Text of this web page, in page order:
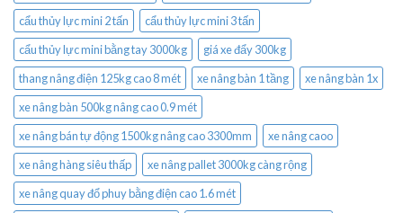
cẩu thủy lực mini 2 tấn
cẩu thủy lực mini 3 tấn
cẩu thủy lực mini bằng tay 3000kg
giá xe đẩy 300kg
thang nâng điện 125kg cao 8 mét
xe nâng bàn 1 tầng
xe nâng bàn 1x
xe nâng bàn 500kg nâng cao 0.9 mét
xe nâng bán tự động 1500kg nâng cao 3300mm
xe nâng caoo
xe nâng hàng siêu thấp
xe nâng pallet 3000kg càng rộng
xe nâng quay đổ phuy bằng điện cao 1.6 mét